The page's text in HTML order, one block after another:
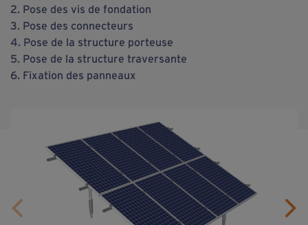
2. Pose des vis de fondation
3. Pose des connecteurs
4. Pose de la structure porteuse
5. Pose de la structure traversante
6. Fixation des panneaux